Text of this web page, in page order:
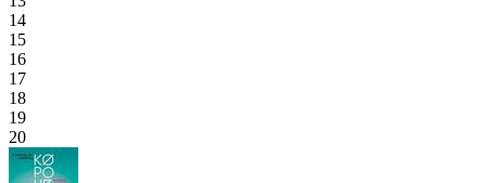
14
15
16
17
18
19
20